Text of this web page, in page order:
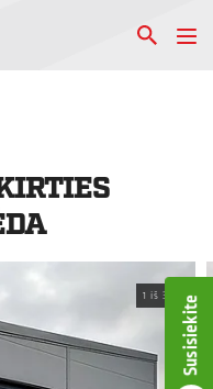
Susisiekite
1 iš 3